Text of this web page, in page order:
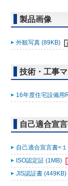
製品画像
外観写真 (89KB)
技術・工事
16年度住宅設備用
自己適合宣
自己適合宣言書<
ISO認定証 (1MB)
JIS認証書 (449KB)